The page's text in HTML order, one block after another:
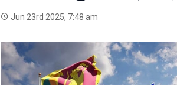
Jun 23rd 2025, 7:48 am